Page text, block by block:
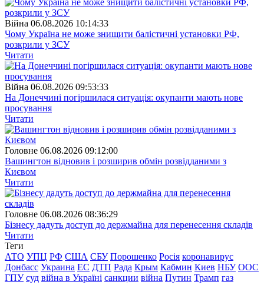
Війна 06.08.2026 10:14:33
Чому Україна не може знищити балістичні установки РФ,
розкрили у ЗСУ
Читати
Війна 06.08.2026 09:53:33
На Донеччині погіршилася ситуація: окупанти мають нове
просування
Читати
Головне 06.08.2026 09:12:00
Вашингтон відновив і розширив обмін розвідданими з
Києвом
Читати
Головне 06.08.2026 08:36:29
Бізнесу дадуть доступ до держмайна для перенесення складів
Читати
Теги
АТО УПЦ РФ США СБУ Порошенко Росія коронавирус
Донбасс Украина ЕС ДТП Рада Крым Кабмин Киев НБУ ООС
ГПУ суд війна в Україні санкции війна Путин Трамп газ